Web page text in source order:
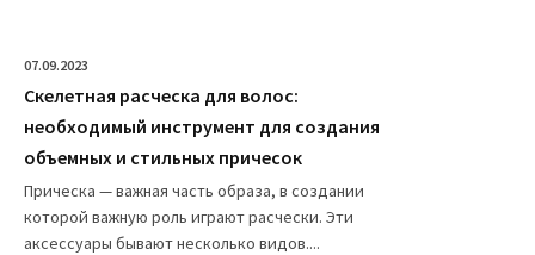
07.09.2023
Скелетная расческа для волос:
необходимый инструмент для создания
объемных и стильных причесок
Прическа — важная часть образа, в создании
которой важную роль играют расчески. Эти
аксессуары бывают несколько видов....